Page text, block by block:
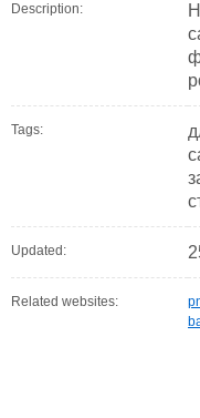
Description:
Tags:
Updated:
Related websites: